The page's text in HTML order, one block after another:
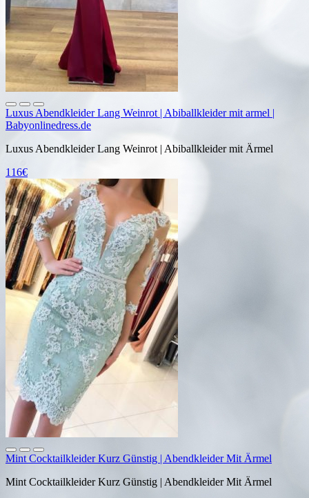
Luxus Abendkleider Lang Weinrot | Abiballkleider mit armel |
Babyonlinedress.de
Luxus Abendkleider Lang Weinrot | Abiballkleider mit Ärmel
116€
Mint Cocktailkleider Kurz Günstig | Abendkleider Mit Ärmel
Mint Cocktailkleider Kurz Günstig | Abendkleider Mit Ärmel